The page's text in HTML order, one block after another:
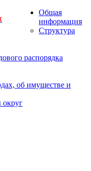
Общая
информация
Структура
распорядка
об имуществе и